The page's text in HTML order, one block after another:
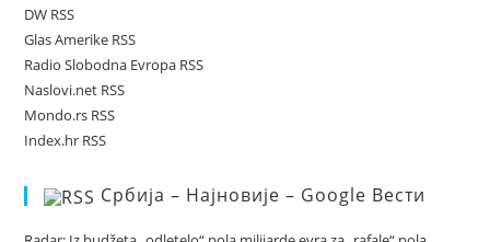
DW RSS
Glas Amerike RSS
Radio Slobodna Evropa RSS
Naslovi.net RSS
Mondo.rs RSS
Index.hr RSS
Србија – Најновије – Google Вести